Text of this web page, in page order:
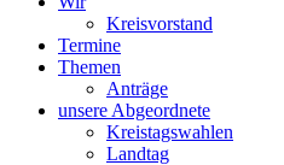
Kreisvorstand
Termine
Themen
Anträge
unsere Abgeordnete
Kreistagswahlen
Landtag